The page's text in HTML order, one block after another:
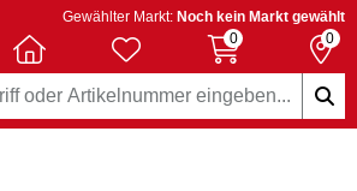
Gewählter Markt: Noch kein Markt gewählt
0
0